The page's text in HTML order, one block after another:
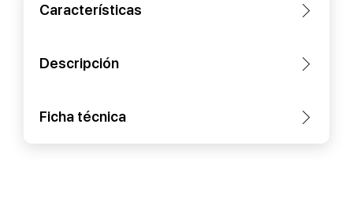
Características
Descripción
Ficha técnica